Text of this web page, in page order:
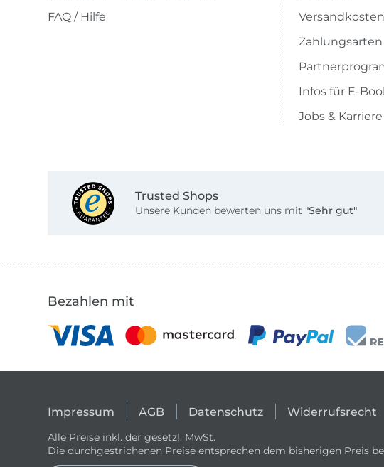
FAQ / Hilfe
Versandkosten
Zahlungsarten
Infos für E-
Jobs & Karriere
Trusted Shops
Unsere Kunden bewerten uns mit "Sehr gut"
Bezahlen mit
Impressum AGB Datenschutz Widerrufsrecht
Alle Preise inkl. der gesetzl. MwSt.
Die durchgestrichenen Preise entsprechen dem bisherigen Preis